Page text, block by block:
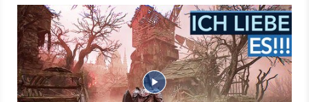
gerne mal unfertig und kaputt erscheinen - ich gucke dich an
Cyberpunk. Das ist andererseits ziemlich super, weil Spiele
dadurch auch im Nachhinein noch besser werden können.
Egal, ob die Release-Version schon fantastisch war oder nicht.
Um genau solche Titel soll es in diesem Video gehen.
Redakteur Jonas präsentiert euch 20 Spiele, die nach dem
Release durch Patches und Updates noch einmal deutlich an